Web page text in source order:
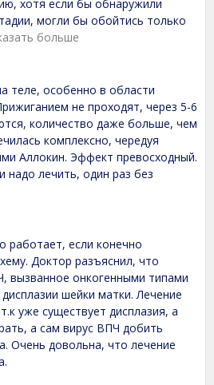
хотя если бы обнаружили
могли бы обойтись только
больше
теле, особенно в области
не проходят, через 5-6
количество даже больше, чем
комплексно, чередуя
Аллокин. Эффект превосходный.
надо лечить, один раз без
работает, если конечно
Доктор разъяснил, что
вызванное онкогенными типами
шейки матки. Лечение
уже существует дисплазия, а
а сам вирус ВПЧ добить
Очень довольна, что лечение